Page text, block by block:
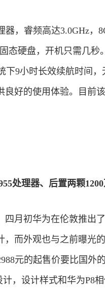
器，睿频高达3.0GHz，
态硬盘，开机只需几秒
下9小时长效续航时间
好的使用体验。目前
处理器、后置两颗
月初华为在伦敦推出
而外观也与之前曝光
元的起售价要比国外
，设计样式和华为P8